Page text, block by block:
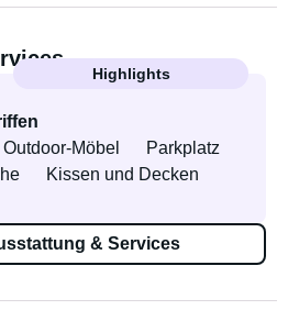
Highlights
Outdoor-Möbel
Parkplatz
Kissen und Decken
& Services